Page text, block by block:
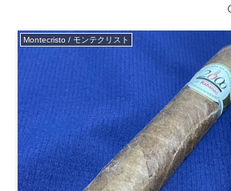
Montecristo / モンテクリスト